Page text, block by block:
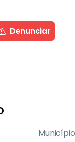
Denunciar
Município